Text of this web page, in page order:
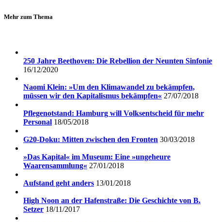
Mehr zum Thema
250 Jahre Beethoven: Die Rebellion der Neunten Sinfonie
16/12/2020
Naomi Klein: »Um den Klimawandel zu bekämpfen,
müssen wir den Kapitalismus bekämpfen« 27/07/2018
Pflegenotstand: Hamburg will Volksentscheid für mehr
Personal 18/05/2018
G20-Doku: Mitten zwischen den Fronten 30/03/2018
»Das Kapital« im Museum: Eine »ungeheure
Waarensammlung« 27/01/2018
Aufstand geht anders 13/01/2018
High Noon an der Hafenstraße: Die Geschichte von B.
Setzer 18/11/2017